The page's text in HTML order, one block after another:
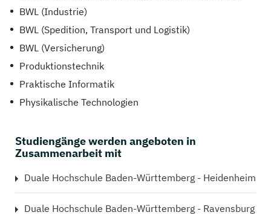
BWL (Industrie)
BWL (Spedition, Transport und Logistik)
BWL (Versicherung)
Produktionstechnik
Praktische Informatik
Physikalische Technologien
Studiengänge werden angeboten in
Zusammenarbeit mit
Duale Hochschule Baden-Württemberg - Heidenheim
Duale Hochschule Baden-Württemberg - Ravensburg